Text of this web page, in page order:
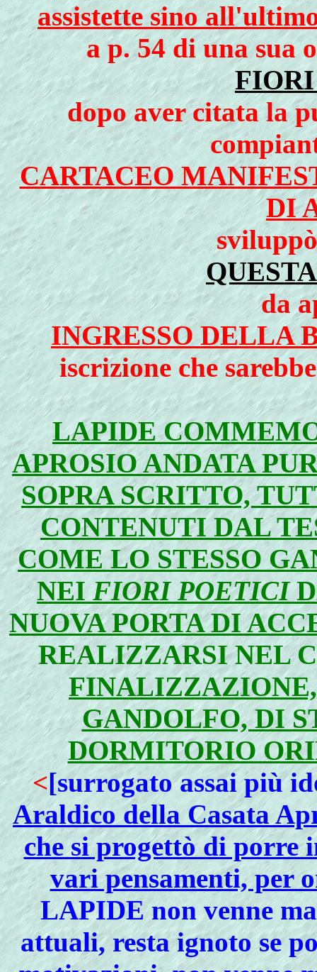
assistette sino
a p. 54 di una sua
dopo aver citata la
CARTACEO
DI
da
INGRESSO DELLA
iscrizione che
LAPIDE
APROSIO ANDATA
SOPRA SCRITTO,
CONTENUTI DAL
COME LO STESSO
NEIFIORI POETICI
NUOVA PORTA DI
REALIZZARSI NEL
GANDOLFO, DI
DORMITORIO
<[surrogato assai più
Araldico della Casata
che si progettò di porre
vari pensamenti, per
LAPIDE non venne
attuali, resta ignoto se